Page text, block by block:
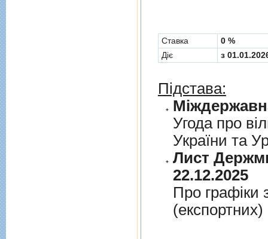
Cтавка
0 %
Діє
з
Підстава:
Угода про
України та
Лист
22.12.2025
Про графiки